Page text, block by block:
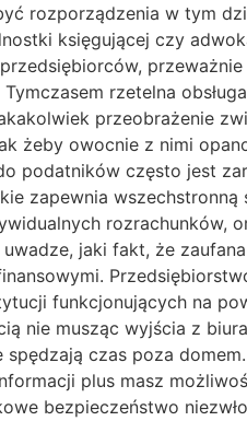
rozporządzenia w tym
księgującej czy
rzetelna
przeobrażenie
owocnie z nimi
często jest
zapewnia
rozrachunków,
jaki fakt, że
funkcjonujących na
nie musząc wyjścia z
czas poza
plus masz
bezpieczeństwo